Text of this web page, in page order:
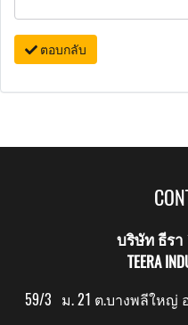
ตอบกลับ
บริษัท ธีร
TEERA
59/3 ม. 21 ต.บางพลีใหญ่